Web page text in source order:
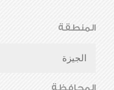
المنطقة
الجيزة
المحافظة